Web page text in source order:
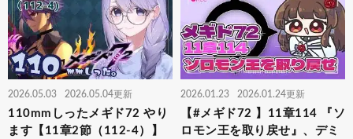
2026.05.03 2026.05.04更新
110mmしったメギド72 やり
ます【11章2節（112-4）】
2026.01.23 2026.01.24更新
【#メギド72 】11章114 『ソ
ロモン王を取り戻せ』、デミ